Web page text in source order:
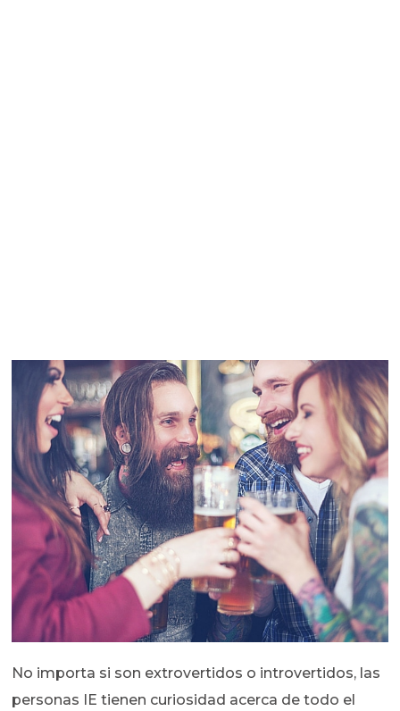
No importa si son extrovertidos o introvertidos, las
personas IE tienen curiosidad acerca de todo el